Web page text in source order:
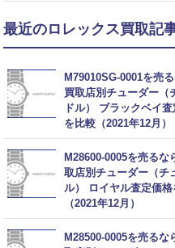
最近のロレックス買取記
M79010SG-0001を売る
買取店別チューダー（
ドル） ブラックベイ
を比較（2021年12月）
M28600-0005を売るな
取店別チューダー（チ
ル） ロイヤル査定価格
（2021年12月）
M28500-0005を売るな